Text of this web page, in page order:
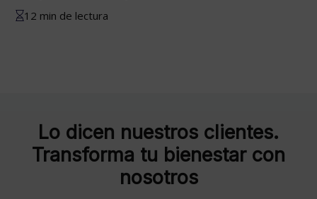
12 min de lectura
Lo dicen nuestros clientes.
Transforma tu bienestar con
nosotros